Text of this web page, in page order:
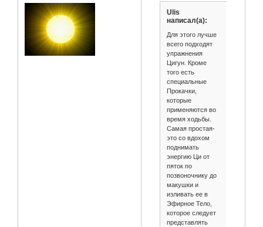
Ulis
написал(а):
Для этого лучше
всего подходят
упражнения
Цигун. Кроме
того есть
специальные
Прокачки,
которые
применяются во
время ходьбы.
Самая простая-
это со вдохом
поднимать
энергию Ци от
пяток по
позвоночнику до
макушки и
изливать ее в
Эфирное Тело,
которое следует
представлять